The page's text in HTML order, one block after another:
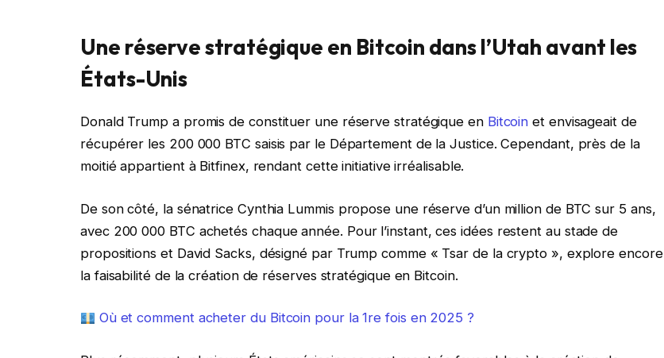
Une réserve stratégique en Bitcoin dans l’Utah avant les
États-Unis
Donald Trump a promis de constituer une réserve stratégique en Bitcoin et envisageait de
récupérer les 200 000 BTC saisis par le Département de la Justice. Cependant, près de la
moitié appartient à Bitfinex, rendant cette initiative irréalisable.
De son côté, la sénatrice Cynthia Lummis propose une réserve d’un million de BTC sur 5 ans,
avec 200 000 BTC achetés chaque année. Pour l’instant, ces idées restent au stade de
propositions et David Sacks, désigné par Trump comme « Tsar de la crypto », explore encore
la faisabilité de la création de réserves stratégique en Bitcoin.
Où et comment acheter du Bitcoin pour la 1re fois en 2025 ?